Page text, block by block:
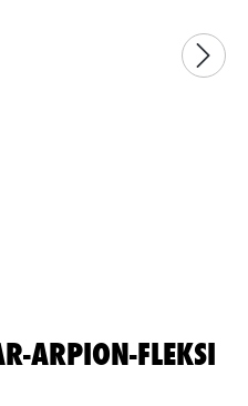
ARPION-FLEKSI